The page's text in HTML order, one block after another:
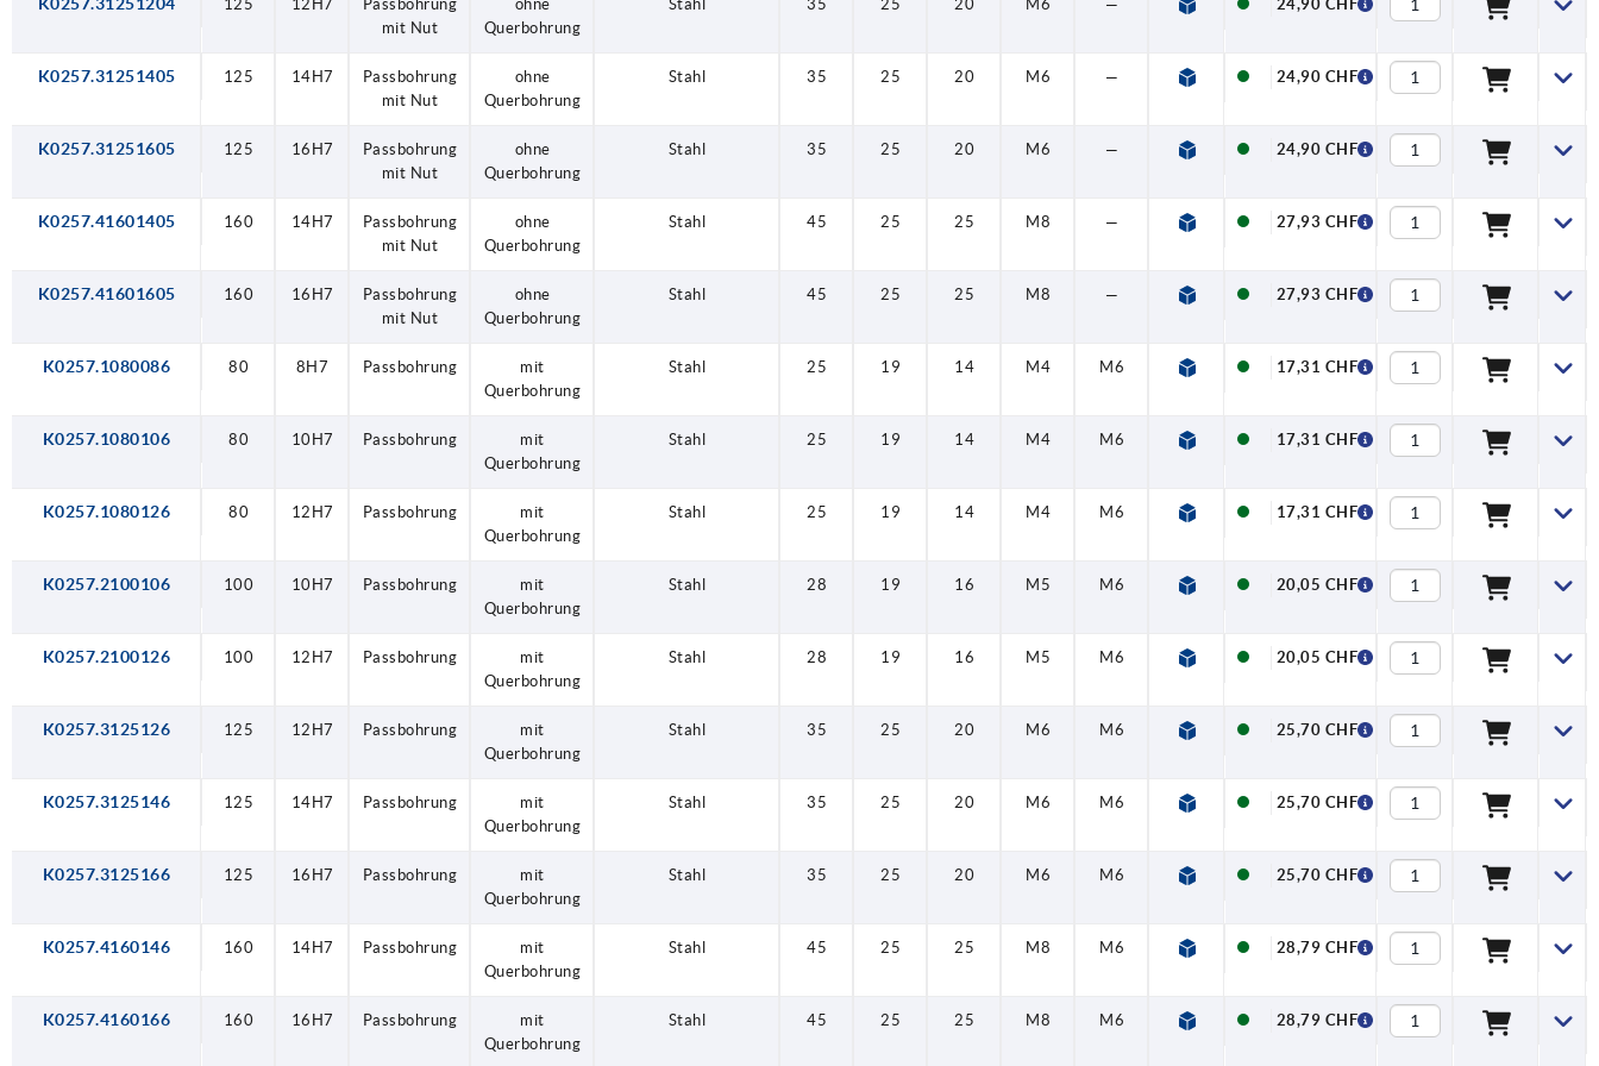
125 12H7
Passbohrung
mit Nut
ohne
Querbohrung
Stahl 35 25 20 M6 — 47,5 23,3 — 110,7 18,5
24,90 CHF
K0257.31251405 125 14H7
Passbohrung
mit Nut
ohne
Querbohrung
Stahl 35 25 20 M6 — 47,5 23,3 — 110,7 18,5
24,90 CHF
K0257.31251605 125 16H7
Passbohrung
mit Nut
ohne
Querbohrung
Stahl 35 25 20 M6 — 47,5 23,3 — 110,7 18,5
24,90 CHF
K0257.41601405 160 14H7
Passbohrung
mit Nut
ohne
Querbohrung
Stahl 45 25 25 M8 — 62 5,6 28 — 143 18,5
27,93 CHF
K0257.41601605 160 16H7
Passbohrung
mit Nut
ohne
Querbohrung
Stahl 45 25 25 M8 — 62 5,6 28 — 143 18,5
27,93 CHF
K0257.1080086 80 8H7 Passbohrung
mit
Querbohrung
Stahl 25 19 14 M4 M6 30 2,5 17,6 7,5 74,6 13
17,31 CHF
K0257.1080106 80 10H7 Passbohrung
mit
Querbohrung
Stahl 25 19 14 M4 M6 30 2,5 17,6 7,5 74,6 13
17,31 CHF
K0257.1080126 80 12H7 Passbohrung
mit
Querbohrung
Stahl 25 19 14 M4 M6 30 2,5 17,6 7,5 74,6 13
17,31 CHF
K0257.2100106 100 10H7 Passbohrung
mit
Querbohrung
Stahl 28 19 16 M5 M6 38 20,1 7,5 90,2 13
20,05 CHF
K0257.2100126 100 12H7 Passbohrung
mit
Querbohrung
Stahl 28 19 16 M5 M6 38 20,1 7,5 90,2 13
20,05 CHF
K0257.3125126 125 12H7 Passbohrung
mit
Querbohrung
Stahl 35 25 20 M6 M6 47,5 23,3 7,5 110,7 18,5
25,70 CHF
K0257.3125146 125 14H7 Passbohrung
mit
Querbohrung
Stahl 35 25 20 M6 M6 47,5 23,3 7,5 110,7 18,5
25,70 CHF
K0257.3125166 125 16H7 Passbohrung
mit
Querbohrung
Stahl 35 25 20 M6 M6 47,5 23,3 7,5 110,7 18,5
25,70 CHF
K0257.4160146 160 14H7 Passbohrung
mit
Querbohrung
Stahl 45 25 25 M8 M6 62 5,6 28 7,5 143 18,5
28,79 CHF
K0257.4160166 160 16H7 Passbohrung
mit
Querbohrung
Stahl 45 25 25 M8 M6 62 5,6 28 7,5 143 18,5
28,79 CHF